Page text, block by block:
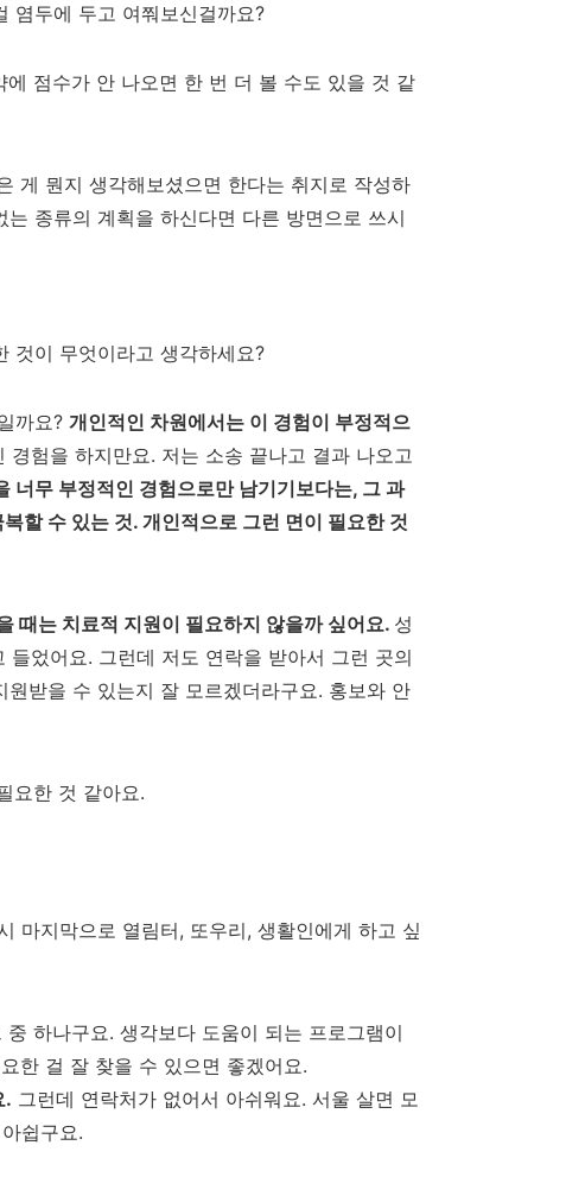
염두에 두고 여쭤보신걸까요?
에 점수가 안 나오면 한 번 더 볼 수도 있을 것 같
게 뭔지 생각해보셨으면 한다는 취지로 작성하
종류의 계획을 하신다면 다른 방면으로 쓰시
것이 무엇이라고 생각하세요?
까요? 개인적인 차원에서는 이 경험이 부정적으
경험을 하지만요. 저는 소송 끝나고 결과 나오고
너무 부정적인 경험으로만 남기기보다는, 그 과
할 수 있는 것.개인적으로 그런 면이 필요한 것
때는 치료적 지원이 필요하지 않을까 싶어요. 성
들었어요. 그런데 저도 연락을 받아서 그런 곳의
받을 수 있는지 잘 모르겠더라구요. 홍보와 안
요한 것 같아요.
마지막으로 열림터, 또우리, 생활인에게 하고 싶
중 하나구요. 생각보다 도움이 되는 프로그램이
한 걸 잘 찾을 수 있으면 좋겠어요.
. 그런데 연락처가 없어서 아쉬워요. 서울 살면 모
아쉽구요.